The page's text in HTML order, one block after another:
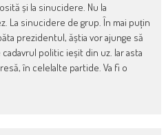
și la sinucidere. Nu la
La sinucidere de grup. În mai puțin
prezidentul, ăștia vor ajunge să
politic ieșit din uz. Iar asta
în celelalte partide. Va fi o